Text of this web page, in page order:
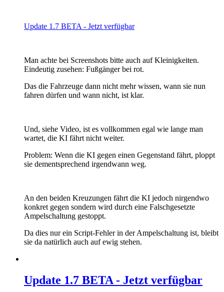
Update 1.7 BETA - Jetzt verfügbar
Man achte bei Screenshots bitte auch auf Kleinigkeiten.
Eindeutig zusehen: Fußgänger bei rot.
Das die Fahrzeuge dann nicht mehr wissen, wann sie nun
fahren dürfen und wann nicht, ist klar.
Und, siehe Video, ist es vollkommen egal wie lange man
wartet, die KI fährt nicht weiter.
Problem: Wenn die KI gegen einen Gegenstand fährt, ploppt
sie dementsprechend irgendwann weg.
An den beiden Kreuzungen fährt die KI jedoch nirgendwo
konkret gegen sondern wird durch eine Falschgesetzte
Ampelschaltung gestoppt.
Da dies nur ein Script-Fehler in der Ampelschaltung ist, bleibt
sie da natürlich auch auf ewig stehen.
Update 1.7 BETA - Jetzt verfügbar